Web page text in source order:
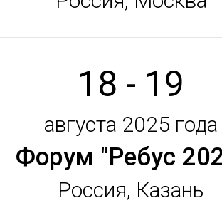
18 - 19
августа 2025 года
Фо­рум "Ре­бус
Россия, Казань